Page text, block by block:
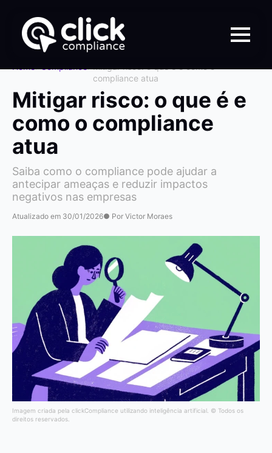
compliance atua
Mitigar risco: o que é e
como o compliance
atua
Saiba como o compliance pode ajudar a
antecipar ameaças e reduzir impactos
negativos nas empresas
Atualizado em 30/01/2026● Por Victor Moraes
Imagem criada pela clickCompliance utilizando inteligência artificial. © Todos os
direitos reservados.